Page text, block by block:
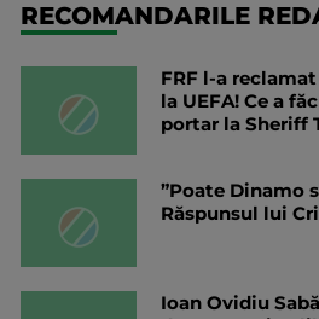
RECOMANDARILE
FRF l-a
la UEFA! Ce a
portar la Sheriff
”Poate Dinamo
Răspunsul lui
Ioan Ovidiu